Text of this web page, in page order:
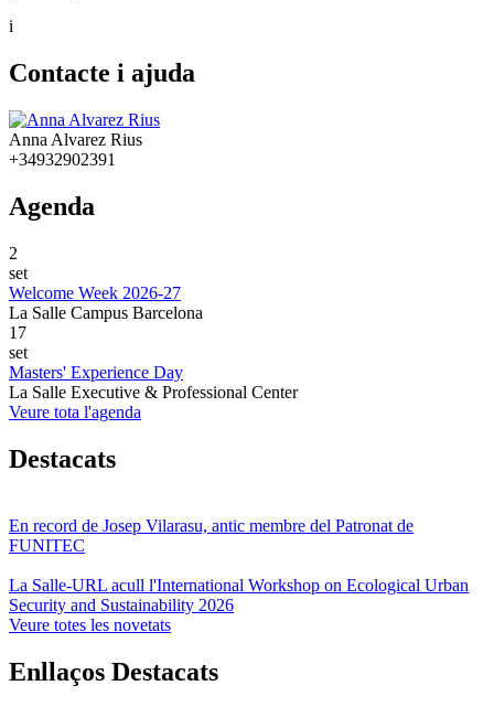
i
Contacte i ajuda
Anna Alvarez Rius
+34932902391
Agenda
2
set
Welcome Week 2026-27
La Salle Campus Barcelona
17
set
Masters' Experience Day
La Salle Executive & Professional Center
Veure tota l'agenda
Destacats
En record de Josep Vilarasu, antic membre del Patronat de
FUNITEC
La Salle-URL acull l'International Workshop on Ecological Urban
Security and Sustainability 2026
Veure totes les novetats
Enllaços Destacats